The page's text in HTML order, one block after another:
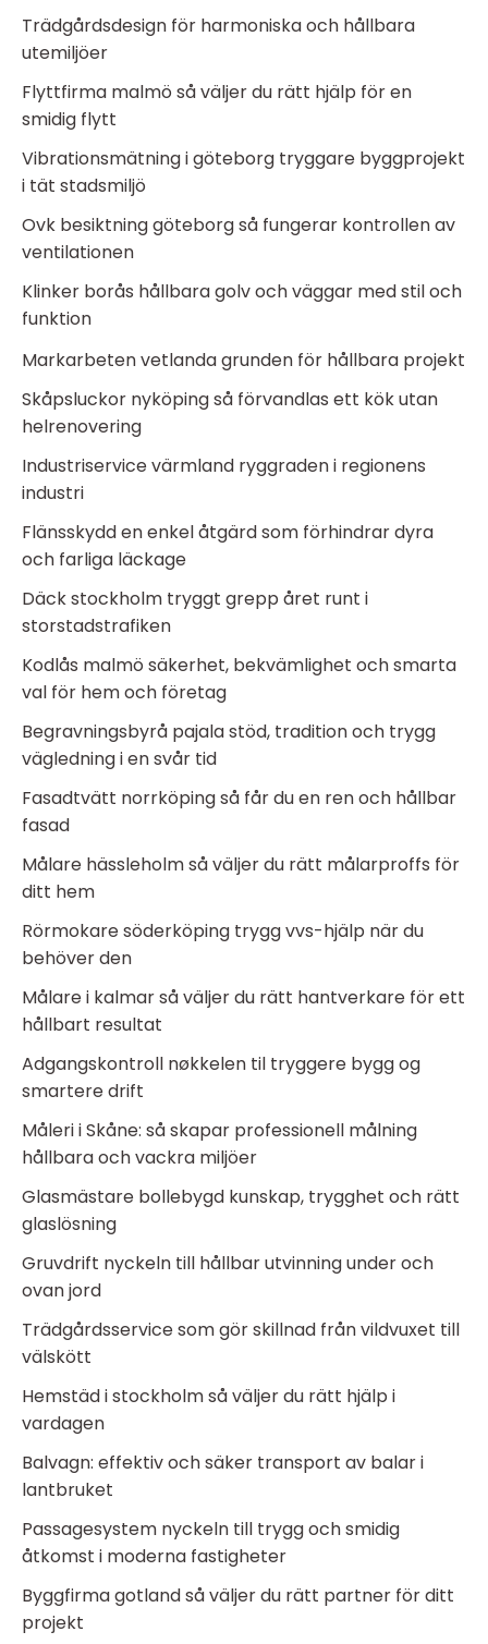
Trädgårdsdesign för harmoniska och hållbara
utemiljöer
Flyttfirma malmö så väljer du rätt hjälp för en
smidig flytt
Vibrationsmätning i göteborg tryggare byggprojekt
i tät stadsmiljö
Ovk besiktning göteborg så fungerar kontrollen av
ventilationen
Klinker borås hållbara golv och väggar med stil och
funktion
Markarbeten vetlanda grunden för hållbara projekt
Skåpsluckor nyköping så förvandlas ett kök utan
helrenovering
Industriservice värmland ryggraden i regionens
industri
Flänsskydd en enkel åtgärd som förhindrar dyra
och farliga läckage
Däck stockholm tryggt grepp året runt i
storstadstrafiken
Kodlås malmö säkerhet, bekvämlighet och smarta
val för hem och företag
Begravningsbyrå pajala stöd, tradition och trygg
vägledning i en svår tid
Fasadtvätt norrköping så får du en ren och hållbar
fasad
Målare hässleholm så väljer du rätt målarproffs för
ditt hem
Rörmokare söderköping trygg vvs-hjälp när du
behöver den
Målare i kalmar så väljer du rätt hantverkare för ett
hållbart resultat
Adgangskontroll nøkkelen til tryggere bygg og
smartere drift
Måleri i Skåne: så skapar professionell målning
hållbara och vackra miljöer
Glasmästare bollebygd kunskap, trygghet och rätt
glaslösning
Gruvdrift nyckeln till hållbar utvinning under och
ovan jord
Trädgårdsservice som gör skillnad från vildvuxet till
välskött
Hemstäd i stockholm så väljer du rätt hjälp i
vardagen
Balvagn: effektiv och säker transport av balar i
lantbruket
Passagesystem nyckeln till trygg och smidig
åtkomst i moderna fastigheter
Byggfirma gotland så väljer du rätt partner för ditt
projekt